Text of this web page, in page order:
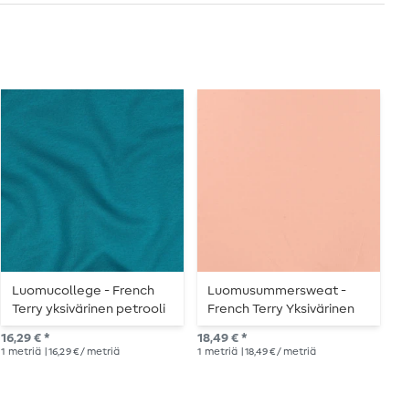
Luomucollege - French
Terry yksivärinen petrooli
012
16,29 € *
1 metriä | 16,29 € / metriä
Luomusummersweat -
French Terry Yksivärinen
Vaaleanroosa
18,49 € *
1 metriä | 18,49 € / metriä